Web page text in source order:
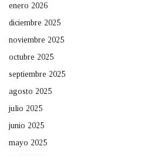
enero 2026
diciembre 2025
noviembre 2025
octubre 2025
septiembre 2025
agosto 2025
julio 2025
junio 2025
mayo 2025